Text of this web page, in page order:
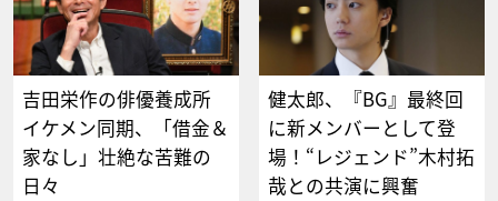
吉田栄作の俳優養成所
イケメン同期、「借金＆
家なし」壮絶な苦難の
日々
健太郎、『BG』最終回
に新メンバーとして登
場！“レジェンド”木村拓
哉との共演に興奮